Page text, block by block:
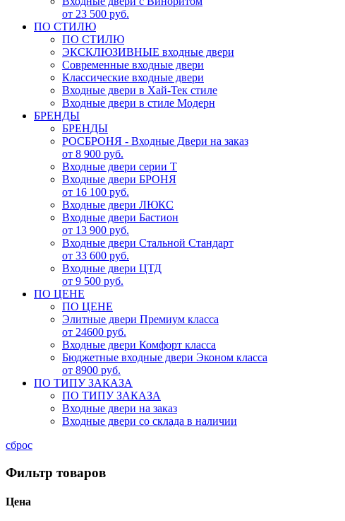
от 23 500 руб.
ПО СТИЛЮ
ПО СТИЛЮ
ЭКСКЛЮЗИВНЫЕ входные двери
Современные входные двери
Классические входные двери
Входные двери в Хай-Тек стиле
Входные двери в стиле Модерн
БРЕНДЫ
БРЕНДЫ
РОСБРОНЯ - Входные Двери на заказ
от 8 900 руб.
Входные двери серии Т
Входные двери БРОНЯ
от 16 100 руб.
Входные двери ЛЮКС
Входные двери Бастион
от 13 900 руб.
Входные двери Стальной Стандарт
от 33 600 руб.
Входные двери ЦТД
от 9 500 руб.
ПО ЦЕНЕ
ПО ЦЕНЕ
Элитные двери Премиум класса
от 24600 руб.
Входные двери Комфорт класса
Бюджетные входные двери Эконом класса
от 8900 руб.
ПО ТИПУ ЗАКАЗА
ПО ТИПУ ЗАКАЗА
Входные двери на заказ
Входные двери со склада в наличии
сброс
Фильтр товаров
Цена